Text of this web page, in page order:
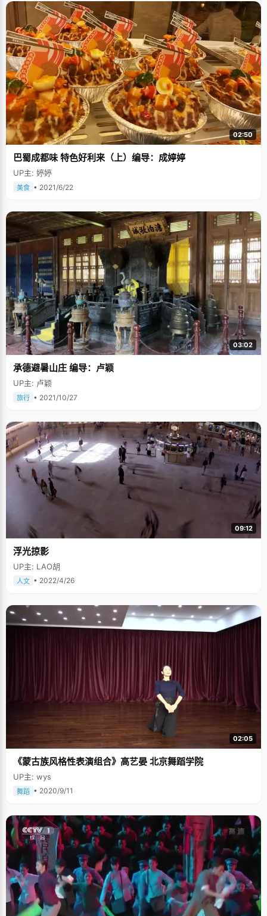
02:50
巴蜀成都味 特色好利来（上）编导：成婷婷
UP主: 婷婷
美食 • 2021/6/22
03:02
承德避暑山庄 编导：卢颖
UP主: 卢颖
旅行 • 2021/10/27
09:12
浮光掠影
UP主: LAO胡
人文 • 2022/4/26
02:05
《蒙古族风格性表演组合》高艺晏 北京舞蹈学院
UP主: wys
舞蹈 • 2020/9/11